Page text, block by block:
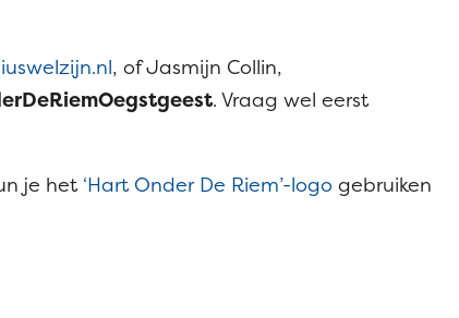
, of Jasmijn Collin,
. Vraag wel eerst
je het ‘Hart Onder De Riem’-logo gebruiken